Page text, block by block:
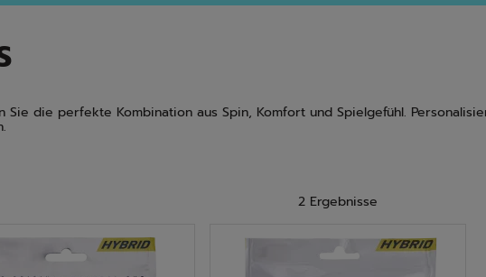
die perfekte Kombination aus Spin, Komfort und Spielgefühl.
2 Ergebnisse